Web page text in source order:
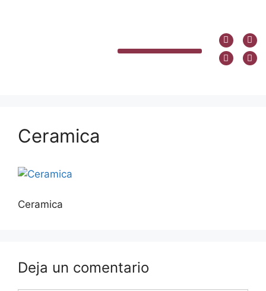
Ceramica
Ceramica
Deja un comentario